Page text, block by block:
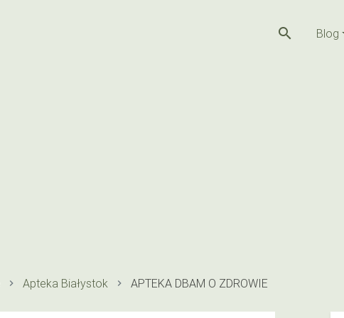
search Blog
Apteka Białystok APTEKA DBAM O ZDROWIE